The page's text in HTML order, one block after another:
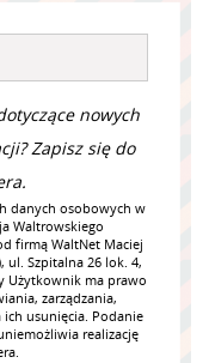
nowych
Zapisz się do
danych osobowych w
Waltrowskiego
firmą WaltNet Maciej
ul. Szpitalna 26 lok. 4,
Użytkownik ma prawo
zarządzania,
ich usunięcia. Podanie
realizację